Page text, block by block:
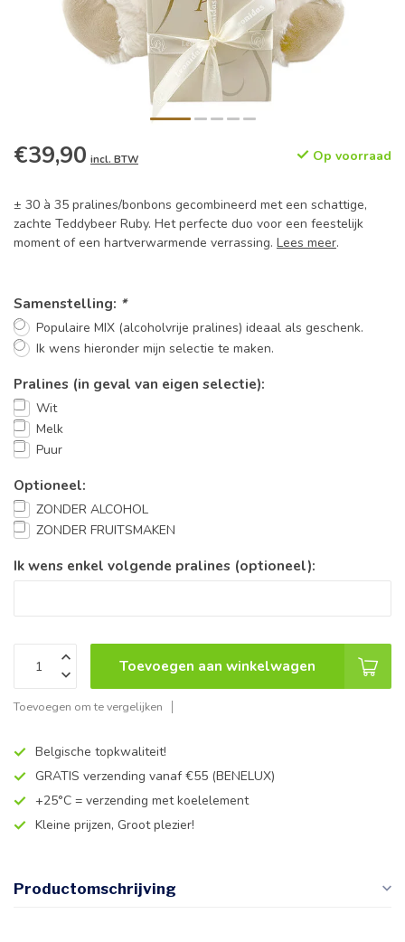
€39,90 incl. BTW Op voorraad
± 30 à 35 pralines/bonbons gecombineerd met een schattige,
zachte Teddybeer Ruby. Het perfecte duo voor een feestelijk
moment of een hartverwarmende verrassing. Lees meer.
Samenstelling: *
Populaire MIX (alcoholvrije pralines) ideaal als geschenk.
Ik wens hieronder mijn selectie te maken.
Pralines (in geval van eigen selectie):
Wit
Melk
Puur
Optioneel:
ZONDER ALCOHOL
ZONDER FRUITSMAKEN
Ik wens enkel volgende pralines (optioneel):
Toevoegen aan winkelwagen
Toevoegen om te vergelijken
Belgische topkwaliteit!
GRATIS verzending vanaf €55 (BENELUX)
+25°C = verzending met koelelement
Kleine prijzen, Groot plezier!
Productomschrijving